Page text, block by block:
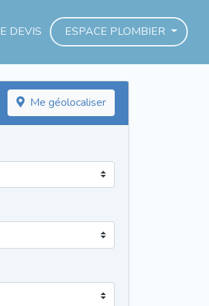
DEVIS ESPACE PLOMBIER
Me géolocaliser